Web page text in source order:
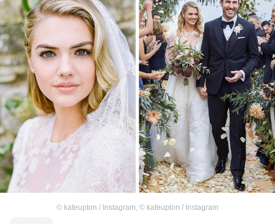
© kateupton / Instagram, © kateupton / Instagram